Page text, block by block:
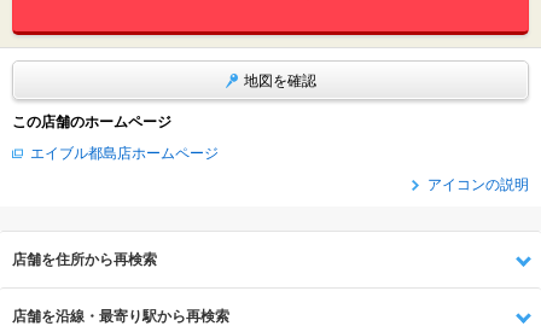
地図を確認
この店舗のホームページ
エイブル都島店ホームページ
アイコンの説明
店舗を住所から再検索
店舗を沿線・最寄り駅から再検索